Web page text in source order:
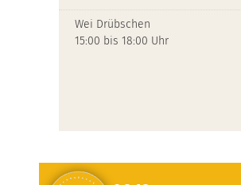
Wei Drübschen
15:00 bis 18:00 Uhr